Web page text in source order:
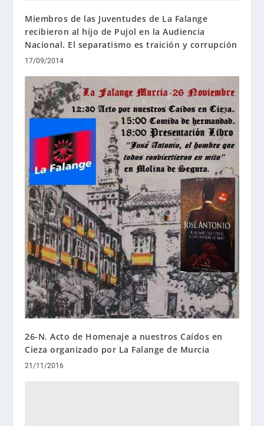
Miembros de las Juventudes de La Falange
recibieron al hijo de Pujol en la Audiencia
Nacional. El separatismo es traición y corrupción
17/09/2014
26-N. Acto de Homenaje a nuestros Caídos en
Cieza organizado por La Falange de Murcia
21/11/2016